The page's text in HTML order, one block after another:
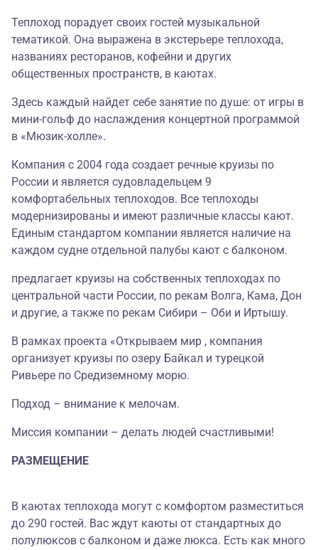
Теплоход порадует своих гостей музыкальной
тематикой. Она выражена в экстерьере теплохода,
названиях ресторанов, кофейни и других
общественных пространств, в каютах.
Здесь каждый найдет себе занятие по душе: от игры в
мини-гольф до наслаждения концертной программой
в «Мюзик-холле».
Компания с 2004 года создает речные круизы по
России и является судовладельцем 9
комфортабельных теплоходов. Все теплоходы
модернизированы и имеют различные классы кают.
Единым стандартом компании является наличие на
каждом судне отдельной палубы кают с балконом.
предлагает круизы на собственных теплоходах по
центральной части России, по рекам Волга, Кама, Дон
и другие, а также по рекам Сибири – Оби и Иртышу.
В рамках проекта «Открываем мир , компания
организует круизы по озеру Байкал и турецкой
Ривьере по Средиземному морю.
Подход – внимание к мелочам.
Миссия компании – делать людей счастливыми!
РАЗМЕЩЕНИЕ
В каютах теплохода могут с комфортом разместиться
до 290 гостей. Вас ждут каюты от стандартных до
полулюксов с балконом и даже люкса. Есть как много